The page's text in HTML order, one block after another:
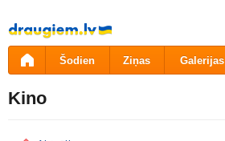
Pāriet
uz
saturu
Šodien Ziņas Galerijas
Kino